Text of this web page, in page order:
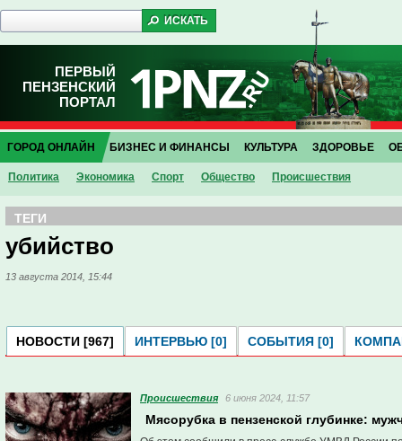
ПЕРВЫЙ
ПЕНЗЕНСКИЙ
ПОРТАЛ
ГОРОД ОНЛАЙН
Политика Экономика Спорт Общество Проиcшествия
БИЗНЕС И ФИНАНСЫ КУЛЬТУРА ЗДОРОВЬЕ
ТЕГИ
убийство
13 августа 2014, 15:44
НОВОСТИ [967] ИНТЕРВЬЮ [0] СОБЫТИЯ [0]
Проиcшествия 6 июня 2024, 11:57
Мясорубка в пензенской глубинке: